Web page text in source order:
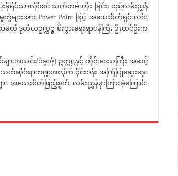
ခိုရိပ်သာလိုင်စင် သက်တမ်းတိုး ခြင်း၊ ဧည့်လမ်းညွှန်
းအား Power Point ဖြင့် အသေးစိတ်ရှင်းလင်း
ဒုတိယဥက္ကဋ္ဌ စီးပွားရေးရာဝန်ကြီး ဦးတင်ဦးက
င်း(ပဲခူးဇုံ) ဥက္ကဋ္ဌနှင့် တိုင်းဒေသကြီး အဆင့်
သက်ဆိုင်ရာကဏ္ဍအလိုက် ဝိုင်းဝန်း အကြံပြုဆွေးနွေး
အသေးစိတ်ဖြည့်စွက် လမ်းညွှန်မှာကြားခဲ့ကြောင်း